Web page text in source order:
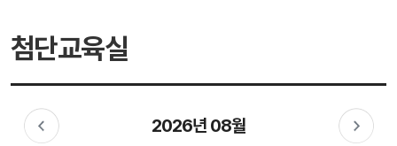
첨단교육실
이
전
2026년 08월
다
음